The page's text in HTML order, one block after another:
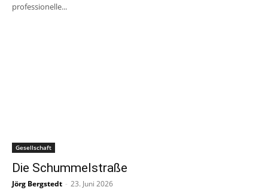
professionelle...
Gesellschaft
Die Schummelstraße
Jörg Bergstedt - 23. Juni 2026